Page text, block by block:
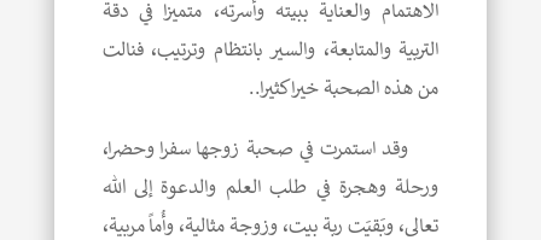
الاهتمام والعناية ببيته وأسرته، متميزا في دقة
التربية والمتابعة، والسير بانتظام وترتيب، فنالت
من هذه الصحبة خيرا كثيرا..
وقد استمرت في صحبة زوجها سفرا وحضرا،
ورحلة وهجرة في طلب العلم والدعوة إلى الله
تعالى، وبَقيَت ربة بيت، وزوجة مثالية، وأُماً مربية،